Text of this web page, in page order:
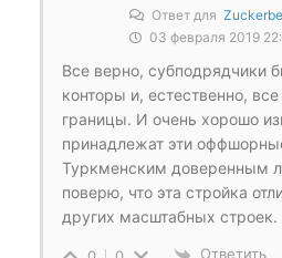
Ответ для
03 февраля 2019
Все верно, субподрядчики
конторы и, естественно,
границы. И очень хорошо
принадлежат эти
Туркменским доверенным
поверю, что эта стройка
других масштабных строек.
Ответить